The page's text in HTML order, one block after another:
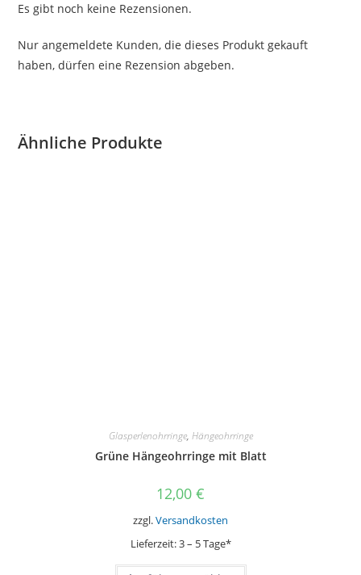
Es gibt noch keine Rezensionen.
Nur angemeldete Kunden, die dieses Produkt gekauft
haben, dürfen eine Rezension abgeben.
Ähnliche Produkte
Glasperlenohrringe, Hängeohrringe
Grüne Hängeohrringe mit Blatt
12,00 €
zzgl.Versandkosten
Lieferzeit:3 – 5 Tage*
Dieses